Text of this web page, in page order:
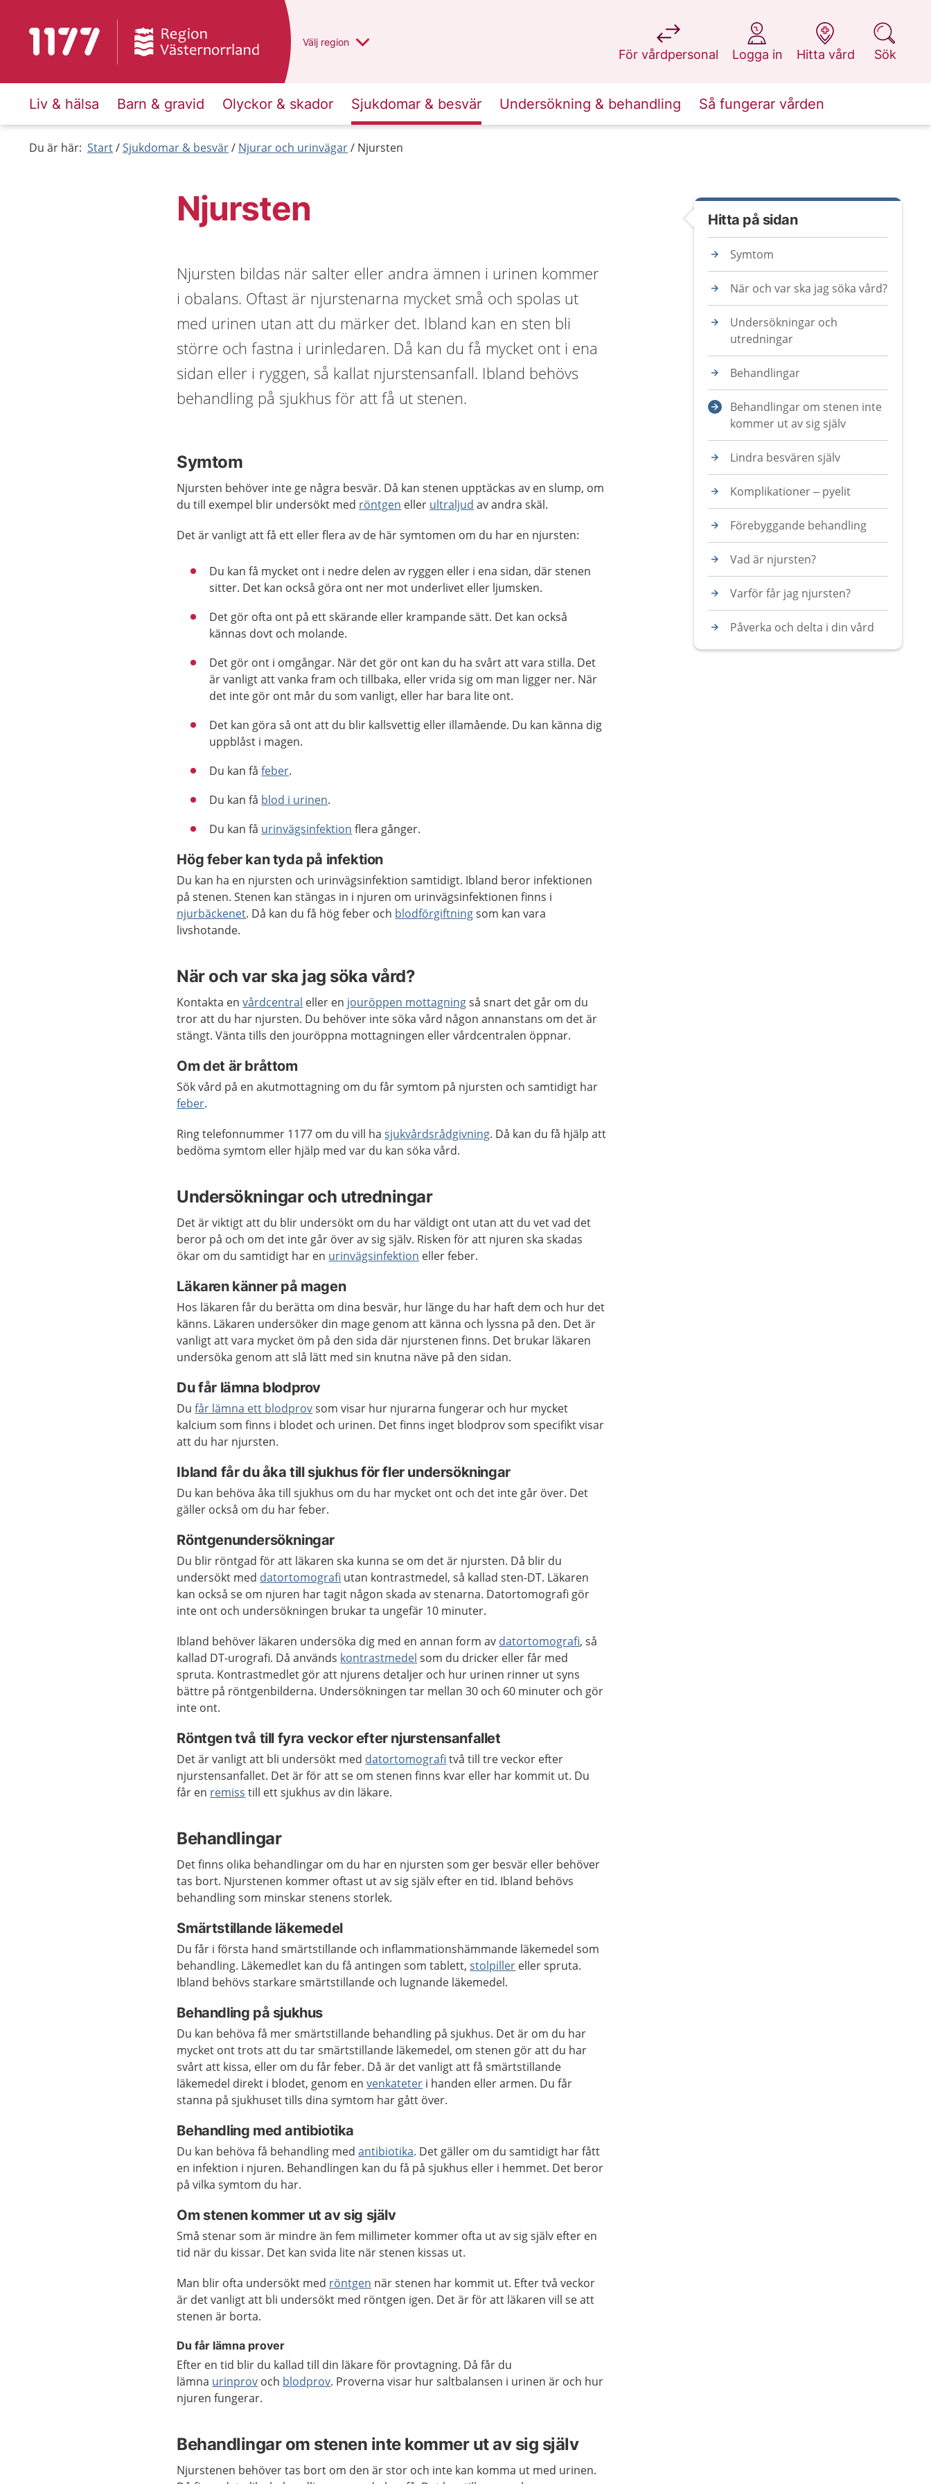
Till startsidan för 1177 Du har valt region
Välj en annan
region
För vårdpersonal
på 1177.se
Logga in
på 1177.se
Hitta vård
på 1177.se
Sök
på 1177.se
Liv & hälsa Barn & gravid Olyckor & skador Sjukdomar & besvär Undersökning & behandling Så fungerar vården
Du är här: Start Sjukdomar & besvär Njurar och urinvägar Njursten
Njursten
Njursten bildas när salter eller andra ämnen i urinen kommer
i obalans. Oftast är njurstenarna mycket små och spolas ut
med urinen utan att du märker det. Ibland kan en sten bli
större och fastna i urinledaren. Då kan du få mycket ont i ena
sidan eller i ryggen, så kallat njurstensanfall. Ibland behövs
behandling på sjukhus för att få ut stenen.
Symtom
Njursten behöver inte ge några besvär. Då kan stenen upptäckas av en slump, om
du till exempel blir undersökt med röntgen eller ultraljud av andra skäl.
Det är vanligt att få ett eller flera av de här symtomen om du har en njursten:
Du kan få mycket ont i nedre delen av ryggen eller i ena sidan, där stenen
sitter. Det kan också göra ont ner mot underlivet eller ljumsken.
Det gör ofta ont på ett skärande eller krampande sätt. Det kan också
kännas dovt och molande.
Det gör ont i omgångar. När det gör ont kan du ha svårt att vara stilla. Det
är vanligt att vanka fram och tillbaka, eller vrida sig om man ligger ner. När
det inte gör ont mår du som vanligt, eller har bara lite ont.
Det kan göra så ont att du blir kallsvettig eller illamående. Du kan känna dig
uppblåst i magen.
Du kan fåfeber.
Du kan få blod i urinen.
Du kan få urinvägsinfektion flera gånger.
Hög feber kan tyda på infektion
Du kan ha en njursten och urinvägsinfektion samtidigt. Ibland beror infektionen
på stenen. Stenen kan stängas in i njuren om urinvägsinfektionen finns i
njurbäckenet. Då kan du få hög feber och blodförgiftningsom kan vara
livshotande.
När och var ska jag söka vård?
Kontakta envårdcentral eller en jouröppen mottagningså snart det går om du
tror att du har njursten. Du behöver inte söka vård någon annanstans om det är
stängt. Vänta tills den jouröppna mottagningen eller vårdcentralen öppnar.
Om det är bråttom
Sök vård på en akutmottagning om du får symtom på njursten och samtidigt har
feber.
Ring telefonnummer 1177 om du vill hasjukvårdsrådgivning. Då kan du få hjälp att
bedöma symtom eller hjälp med var du kan söka vård.
Undersökningar och utredningar
Det är viktigt att du blir undersökt om du har väldigt ont utan att du vet vad det
beror på och om det inte går över av sig själv. Risken för att njuren ska skadas
ökar om du samtidigt har en urinvägsinfektion eller feber.
Läkaren känner på magen
Hos läkaren får du berätta om dina besvär, hur länge du har haft dem och hur det
känns. Läkaren undersöker din mage genom att känna och lyssna på den. Det är
vanligt att vara mycket öm på den sida där njurstenen finns. Det brukar läkaren
undersöka genom att slå lätt med sin knutna näve på den sidan.
Du får lämna blodprov
Dufår lämna ett blodprovsom visar hur njurarna fungerar och hur mycket
kalcium som finns i blodet och urinen. Det finns inget blodprov som specifikt visar
att du har njursten.
Ibland får du åka till sjukhus för fler undersökningar
Du kan behöva åka till sjukhus om du har mycket ont och det inte går över. Det
gäller också om du har feber.
Röntgenundersökningar
Du blir röntgad för att läkaren ska kunna se om det är njursten. Då blir du
undersökt med datortomografi utan kontrastmedel, så kallad sten-DT. Läkaren
kan också se om njuren har tagit någon skada av stenarna. Datortomografi gör
inte ont och undersökningen brukar ta ungefär 10 minuter.
Ibland behöver läkaren undersöka dig med en annan form av datortomografi, så
kallad DT-urografi. Då används kontrastmedel som du dricker eller får med
spruta. Kontrastmedlet gör att njurens detaljer och hur urinen rinner ut syns
bättre på röntgenbilderna. Undersökningen tar mellan 30 och 60 minuter och gör
inte ont.
Röntgen två till fyra veckor efter njurstensanfallet
Det är vanligt att bli undersökt med datortomografi två till tre veckor efter
njurstensanfallet. Det är för att se om stenen finns kvar eller har kommit ut. Du
får en remiss till ett sjukhus av din läkare.
Behandlingar
Det finns olika behandlingar om du har en njursten som ger besvär eller behöver
tas bort. Njurstenen kommer oftast ut av sig själv efter en tid. Ibland behövs
behandling som minskar stenens storlek.
Smärtstillande läkemedel
Du får i första hand smärtstillande och inflammationshämmande läkemedel som
behandling. Läkemedlet kan du få antingen som tablett,stolpiller eller spruta.
Ibland behövs starkare smärtstillande och lugnande läkemedel.
Behandling på sjukhus
Du kan behöva få mer smärtstillande behandling på sjukhus. Det är om du har
mycket ont trots att du tar smärtstillande läkemedel, om stenen gör att du har
svårt att kissa, eller om du får feber. Då är det vanligt att få smärtstillande
läkemedel direkt i blodet, genom envenkateter i handen eller armen. Du får
stanna på sjukhuset tills dina symtom har gått över.
Behandling med antibiotika
Du kan behöva få behandling medantibiotika. Det gäller om du samtidigt har fått
en infektion i njuren. Behandlingen kan du få på sjukhus eller i hemmet. Det beror
på vilka symtom du har.
Om stenen kommer ut av sig själv
Små stenar som är mindre än fem millimeter kommer ofta ut av sig själv efter en
tid när du kissar. Det kan svida lite när stenen kissas ut.
Man blir ofta undersökt med röntgen när stenen har kommit ut. Efter två veckor
är det vanligt att bli undersökt med röntgen igen. Det är för att läkaren vill se att
stenen är borta.
Du får lämna prover
Efter en tid blir du kallad till din läkare för provtagning. Då får du
lämna urinprov och blodprov. Proverna visar hur saltbalansen i urinen är och hur
njuren fungerar.
Behandlingar om stenen inte kommer ut av sig själv
Njurstenen behöver tas bort om den är stor och inte kan komma ut med urinen.
Hitta på sidan
Symtom
När och var ska jag söka vård?
Undersökningar och
utredningar
Behandlingar
Behandlingar om stenen inte
kommer ut av sig själv
Lindra besvären själv
Komplikationer – pyelit
Förebyggande behandling
Vad är njursten?
Varför får jag njursten?
Påverka och delta i din vård